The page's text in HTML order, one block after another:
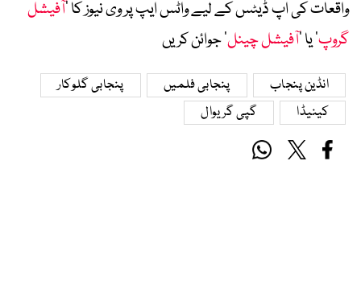
واقعات کی اپ ڈیٹس کے لیے واٹس ایپ پر وی نیوز کا ’آفیشل
گروپ‘ یا ’آفیشل چینل‘ جوائن کریں
انڈین پنجاب پنجابی فلمیں
پنجابی گلوکار
کینیڈا
گپی گریوال